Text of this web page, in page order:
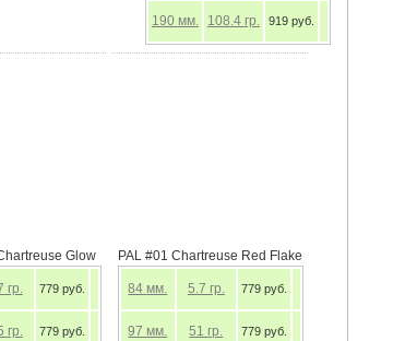
190 мм. 108.4 гр. 919 руб.
Glow
гр. 779 руб.
гр. 779 руб.
PAL #01 Chartreuse Red Flake
84 мм. 5.7 гр. 779 руб.
97 мм. 51 гр. 779 руб.